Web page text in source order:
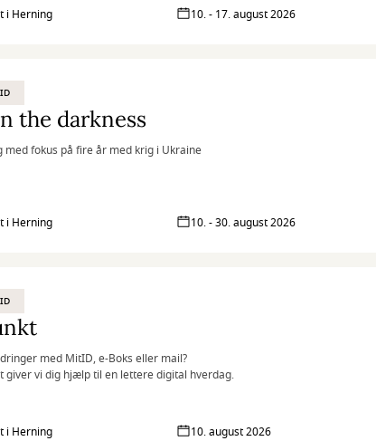
i Herning 10. - 17. august 2026
the darkness
med fokus på fire år med krig i Ukraine
i Herning 10. - 30. august 2026
med MitID, e-Boks eller mail?
giver vi dig hjælp til en lettere digital hverdag.
i Herning 10. august 2026